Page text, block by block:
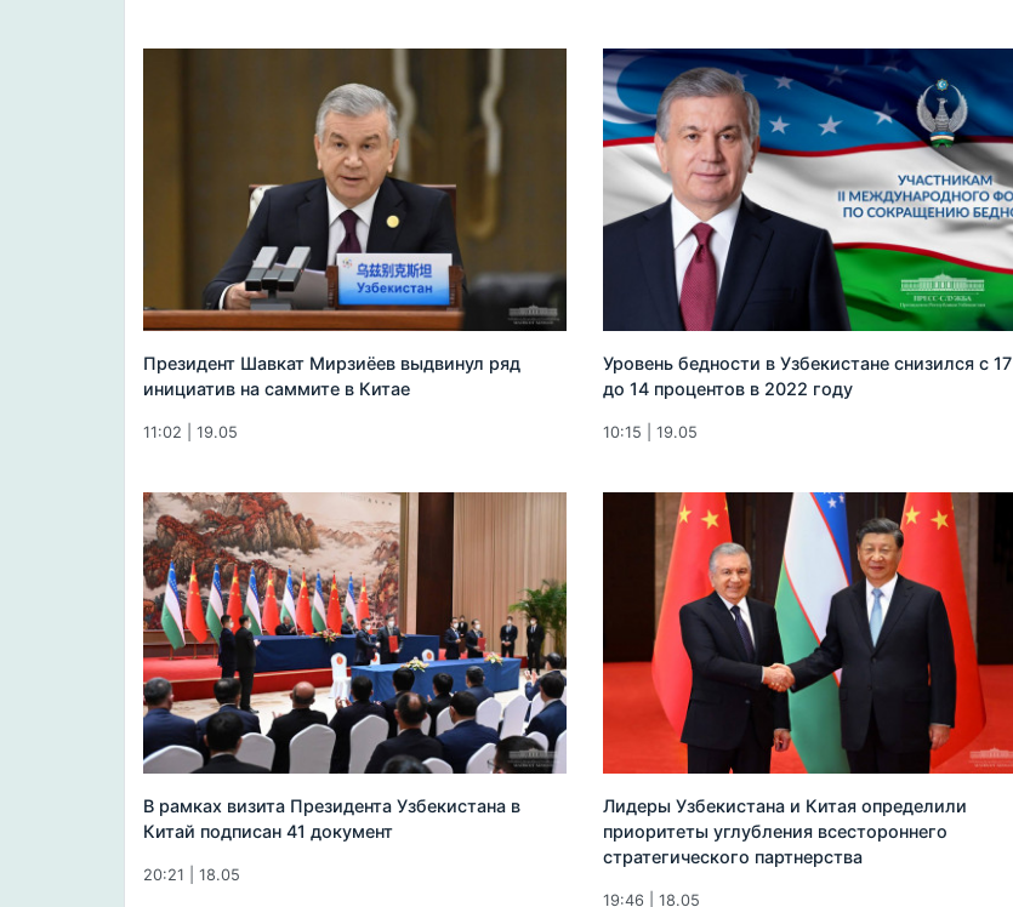
Президент Шавкат Мирзиёев выдвинул ряд
инициатив на саммите в Китае
11:02 | 19.05
Уровень бедности в Узбекистане снизился с 17
до 14 процентов в 2022 году
10:15 | 19.05
В рамках визита Президента Узбекистана в
Китай подписан 41 документ
20:21 | 18.05
Лидеры Узбекистана и Китая определили
приоритеты углубления всестороннего
стратегического партнерства
19:46 | 18.05